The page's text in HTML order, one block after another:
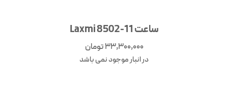
ساعت Laxmi 8502-11
33,300,000تومان
در انبار موجود نمی باشد